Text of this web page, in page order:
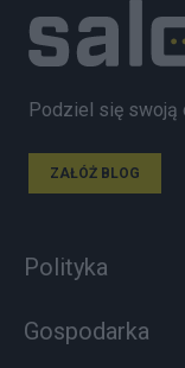
Podziel się swoją
ZAŁÓŻ BLOG
Polityka
Gospodarka